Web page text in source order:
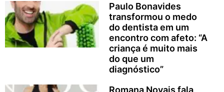
Paulo Bonavides
transformou o medo
do dentista em um
encontro com afeto: “A
criança é muito mais
do que um
diagnóstico”
Romana Novais fala